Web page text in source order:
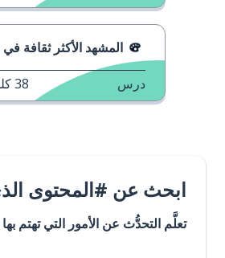
المشهد الأكثر ثقافة
درس 38
ابحث عن #المحتوى
تعلَّم التحدُّث عن الأمور التي تهتم بها